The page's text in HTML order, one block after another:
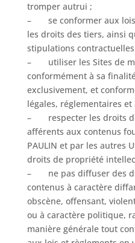
tromper autrui ;
– se conformer aux lois
les droits des tiers, ainsi
stipulations
– utiliser les Sites de
conformément à sa
exclusivement, et
légales, réglementaires
– respecter les droits
afférents aux contenus
PAULIN et par les autres
droits de propriété
– ne pas diffuser des
contenus à caractère
obscène, offensant,
ou à caractère politique,
manière générale tout